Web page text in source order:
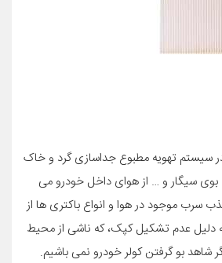
در سیستم تهویه مطبوع جداسازی گرد و خاک
بوی سیگار و … از هوای داخل خودرو می
سرب موجود در هوا و انواع باکتری ها از
دلیل عدم تشکیل کپک، که ناشی از محیط
شاهد بو گرفتن کولر خودرو نمی باشیم.